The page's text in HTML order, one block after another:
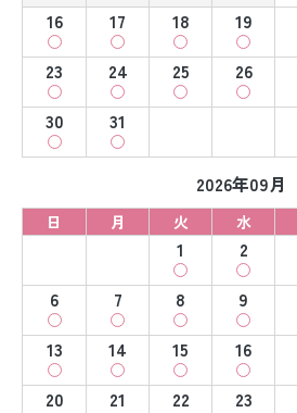
16
17 18 19
23
24 25 26
30
31
2026年09月
日 月 火 水
1 2
6
7 8 9
13
14 15 16
20
21 22 23